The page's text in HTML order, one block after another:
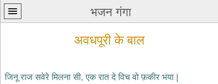
भजन गंगा
अवधपूरी के बाल
जिनू राज सवेरे मिलना सी, एक रात दे विच वो फ़कीर भया |